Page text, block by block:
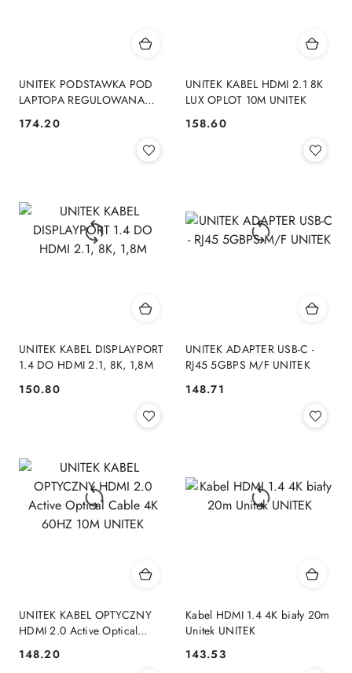
UNITEK PODSTAWKA POD
LAPTOPA REGULOWANA
Cena:
174.20
UNITEK KABEL HDMI 2.1 8K
LUX OPLOT 10M UNITEK
Cena:
158.60
UNITEK KABEL DISPLAYPORT
1.4 DO HDMI 2.1, 8K, 1,8M
Cena:
150.80
UNITEK ADAPTER USB-C -
RJ45 5GBPS M/F UNITEK
Cena:
148.71
UNITEK KABEL OPTYCZNY
HDMI 2.0 Active Optical
Cena:
148.20
Kabel HDMI 1.4 4K biały 20m
Unitek UNITEK
Cena:
143.53